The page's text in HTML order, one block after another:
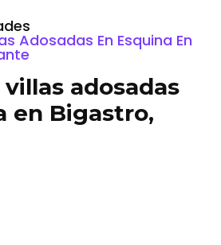
Adosadas En Esquina En
adosadas
en Bigastro,